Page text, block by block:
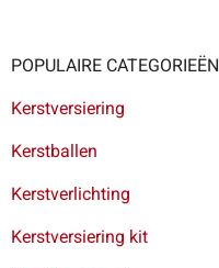
POPULAIRE CATEGORIEËN
Kerstversiering
Kerstballen
Kerstverlichting
Kerstversiering kit